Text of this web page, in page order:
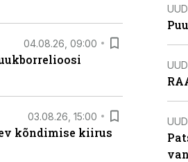
04.08.26, 09:00
03.08.26, 15:00
kõndimise kiirus